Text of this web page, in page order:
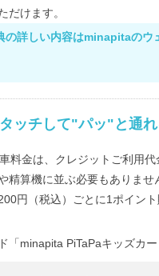
だけます。
詳しい内容はminapitaのウ
ッチして"パッ"と通れ
料金は、クレジットご利用
精算機に並ぶ必要もありませ
円（税込）ごとに1ポイント
minapita PiTaPaキッズカ